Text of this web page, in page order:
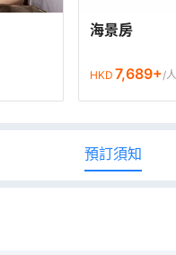
海景房
HKD 7,689+/人
預訂須知